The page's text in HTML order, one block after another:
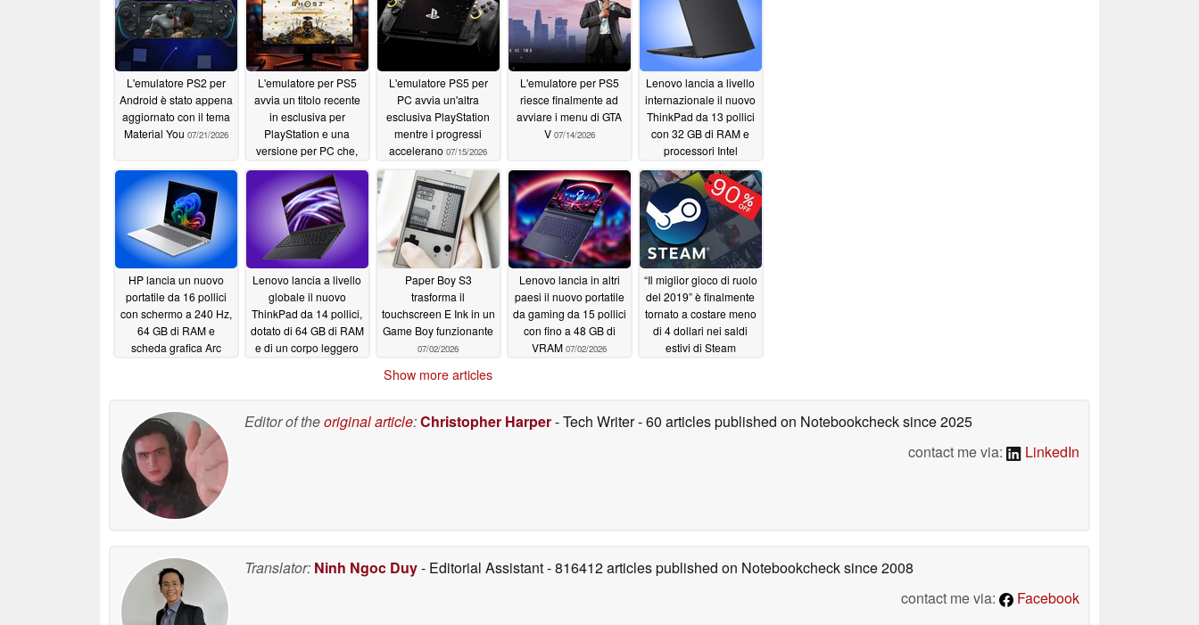
L'emulatore PS2 per
Android è stato appena
aggiornato con il tema
Material You 07/21/2026
L'emulatore per PS5
avvia un titolo recente
in esclusiva per
PlayStation e una
versione per PC che,
secondo alcune
indiscrezioni, sarebbe
stata cancellata
07/20/2026
L'emulatore PS5 per
PC avvia un'altra
esclusiva PlayStation
mentre i progressi
accelerano 07/15/2026
L'emulatore per PS5
riesce finalmente ad
avviare i menu di GTA
V 07/14/2026
Lenovo lancia a livello
internazionale il nuovo
ThinkPad da 13 pollici
con 32 GB di RAM e
processori Intel
Panther Lake07/03/2026
HP lancia un nuovo
portatile da 16 pollici
con schermo a 240 Hz,
64 GB di RAM e
scheda grafica Arc
Lenovo lancia a livello
globale il nuovo
ThinkPad da 14 pollici,
dotato di 64 GB di RAM
e di un corpo leggero
Paper Boy S3
trasforma il
touchscreen E Ink in un
Game Boy funzionante
07/02/2026
Lenovo lancia in altri
paesi il nuovo portatile
da gaming da 15 pollici
con fino a 48 GB di
VRAM 07/02/2026
“Il miglior gioco di ruolo
del 2019” è finalmente
tornato a costare meno
di 4 dollari nei saldi
estivi di Steam
Show more articles
Editor of theoriginal article:Christopher Harper- Tech Writer- 60 articles published on Notebookchecksince 2025
contact me via:
LinkedIn
Translator: Ninh Ngoc Duy- Editorial Assistant- 816412 articles published on Notebookchecksince 2008
contact me via:
Facebook